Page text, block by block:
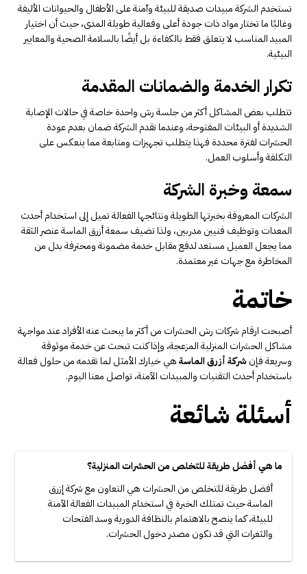
تستخدم الشركة مبيدات صديقة للبيئة وآمنة على الأطفال والحيوانات الأليفة
وغالبًا ما تختار مواد ذات جودة أعلى وفعالية طويلة المدى، حيث أن اختيار
المبيد المناسب لا يتعلق فقط بالكفاءة بل أيضًا بالسلامة الصحية والمعايير
البيئية.
تكرار الخدمة والضمانات المقدمة
تتطلب بعض المشاكل أكثر من جلسة رش واحدة خاصة في حالات الإصابة
الشديدة أو البيئات المفتوحة، وعندما تقدم الشركة ضمان بعدم عودة
الحشرات لفترة محددة فهذا يتطلب تجهيزات ومتابعة مما ينعكس على
التكلفة وأسلوب العمل.
سمعة وخبرة الشركة
الشركات المعروفة بخبرتها الطويلة ونتائجها الفعالة تميل إلى استخدام أحدث
المعدات وتوظيف فنيين مدربين، ولذا تضيف سمعة أزرق الماسة عنصر الثقة
مما يجعل العميل مستعد لدفع مقابل خدمة مضمونة ومحترفة بدل من
المخاطرة مع جهات غير معتمدة.
خاتمة
أصبحت ارقام شركات رش الحشرات من أكثر ما يبحث عنه الأفراد عند مواجهة
مشاكل الحشرات المنزلية المزعجة، وإذا كنت تبحث عن خدمة موثوقة
وسريعة فإن شركة أزرق الماسةهي خيارك الأمثل لما تقدمه من حلول فعالة
باستخدام أحدث التقنيات والمبيدات الآمنة، تواصل معنا اليوم.
أسئلة شائعة
ما هي أفضل طريقة للتخلص من الحشرات المنزلية؟
أفضل طريقة للتخلص من الحشرات هي التعاون مع شركة إزرق
الماسة حيث تمتلك الخبرة في استخدام المبيدات الفعالة الآمنة
للبيئة، كما ينصح بالاهتمام بالنظافة الدورية وسد الفتحات
والثغرات التي قد تكون مصدر دخول الحشرات.